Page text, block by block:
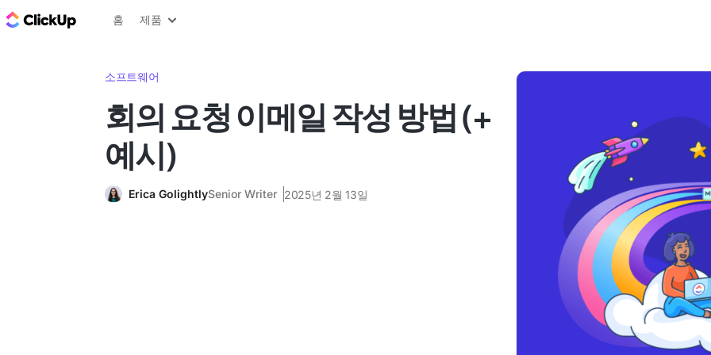
ClickUp 블로그
홈 제품
소프트웨어
회의 요청 이메일 작성 방법 (+
예시)
Erica GolightlySenior Writer 2025년 2월 13일